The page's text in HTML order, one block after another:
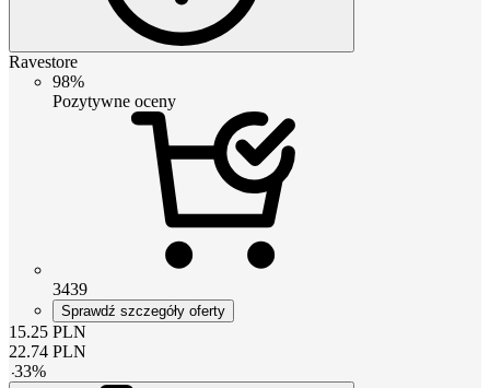
Ravestore
98%
Pozytywne oceny
3439
Sprawdź szczegóły oferty
15.25 PLN
22.74 PLN
-33%